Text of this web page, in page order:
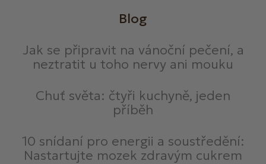
Blog
Jak se připravit na vánoční pečení, a
neztratit u toho nervy ani mouku
Chuť světa: čtyři kuchyně, jeden
příběh
10 snídaní pro energii a soustředění:
Nastartujte mozek zdravým cukrem